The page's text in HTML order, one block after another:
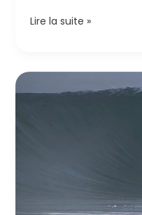
Rip
Nord
Lire la suite »